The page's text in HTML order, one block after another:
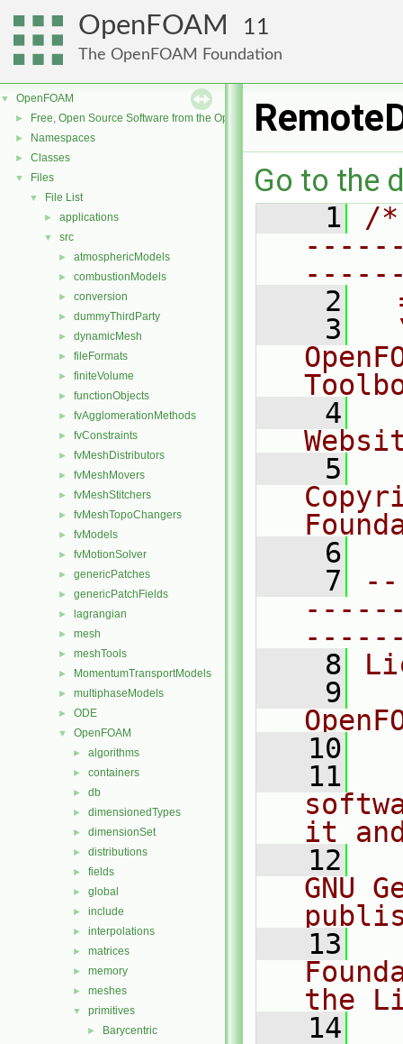
OpenFOAM 11
The OpenFOAM Foundation
▼ OpenFOAM
► Free, Open Source Software from the OpenFOAM Foundation
► Namespaces
► Classes
▼ Files
▼ File List
► applications
▼ src
► atmosphericModels
► combustionModels
► conversion
► dummyThirdParty
► dynamicMesh
► fileFormats
► finiteVolume
► functionObjects
► fvAgglomerationMethods
► fvConstraints
► fvMeshDistributors
► fvMeshMovers
► fvMeshStitchers
► fvMeshTopoChangers
► fvModels
► fvMotionSolver
► genericPatches
► genericPatchFields
► lagrangian
► mesh
► meshTools
► MomentumTransportModels
► multiphaseModels
► ODE
▼ OpenFOAM
► algorithms
► containers
► db
► dimensionedTypes
► dimensionSet
► distributions
► fields
► global
► include
► interpolations
► matrices
► memory
► meshes
▼ primitives
► Barycentric
Go to the
    1
/
    2
    3
    4
    5
    6
    7
    8
    9
   10
   11
it
   12
GNU
   13
the
   14